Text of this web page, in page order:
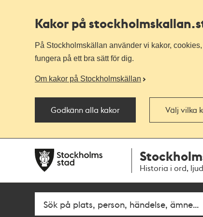
Kakor på stockholmskallan
På Stockholmskällan använder vi kakor,
fungera på ett bra sätt för dig.
Om kakor på Stockholmskällan
Godkänn alla kakor Välj vilka
navigationen
huvudinnehållet
Historia i ord,
Fritextsök